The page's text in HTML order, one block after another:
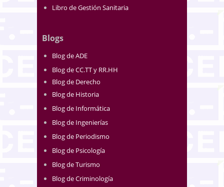
Libro de Gestión Sanitaria
Blogs
Blog de ADE
Blog de CC.TT y RR.HH
Blog de Derecho
Blog de Historia
Blog de Informática
Blog de Ingenierías
Blog de Periodismo
Blog de Psicología
Blog de Turismo
Blog de Criminología